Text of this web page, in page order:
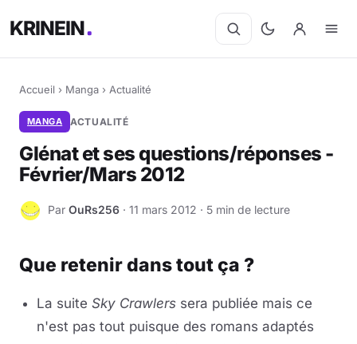
KRINEIN
Accueil › Manga › Actualité
MANGA ACTUALITÉ
Glénat et ses questions/réponses -
Février/Mars 2012
O Par OuRs256 · 11 mars 2012 · 5 min de lecture
Que retenir dans tout ça ?
La suite Sky Crawlers sera publiée mais ce
n'est pas tout puisque des romans adaptés